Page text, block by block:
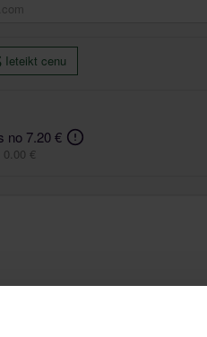
Ieteikt cenu
no 7.20 €
€